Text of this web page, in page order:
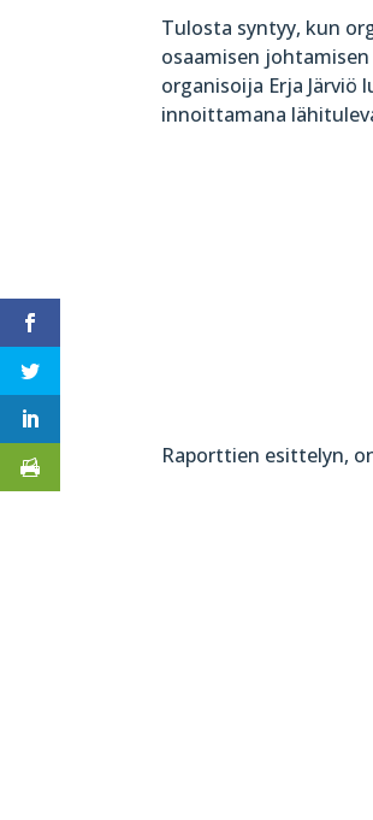
Tulosta syntyy, kun
osaamisen
organisoija Erja
innoittamana
Raporttien esittelyn,